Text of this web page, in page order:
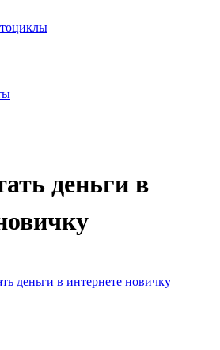
деньги в
деньги в интернете новичку